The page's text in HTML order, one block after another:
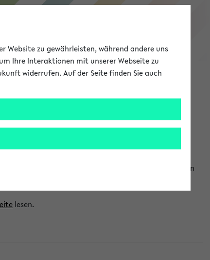
eKVV
einzubinden. Auf diese Weise können Sie einen
lesen.
Website zu gewährleisten, während andere uns
Ihre Interaktionen mit unserer Webseite zu
widerrufen. Auf der Seite finden Sie auch